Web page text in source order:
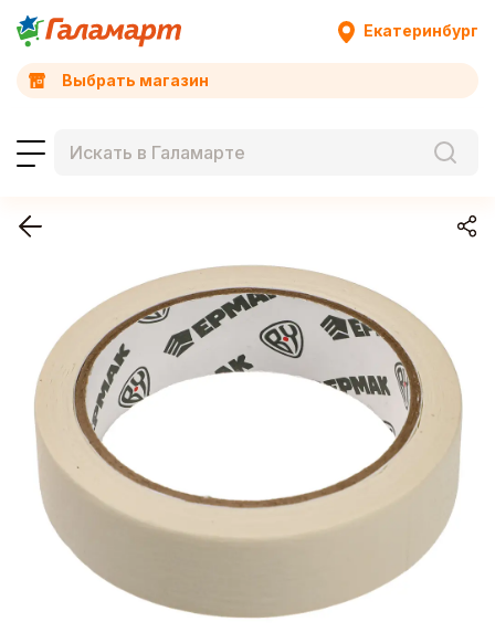
Екатеринбург
Выбрать магазин